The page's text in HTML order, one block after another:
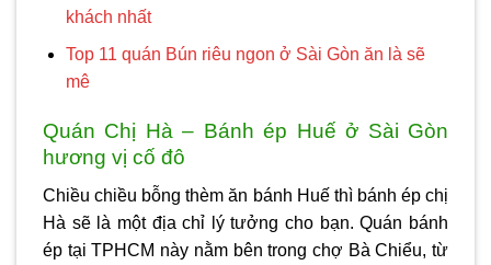
khách nhất
Top 11 quán Bún riêu ngon ở Sài Gòn ăn là sẽ
mê
Quán Chị Hà – Bánh ép Huế ở Sài Gòn
hương vị cố đô
Chiều chiều bỗng thèm ăn bánh Huế thì bánh ép chị
Hà sẽ là một địa chỉ lý tưởng cho bạn. Quán bánh
ép tại TPHCM này nằm bên trong chợ Bà Chiểu, từ